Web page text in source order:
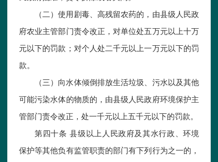
（二）使用剧毒、高残留农药的，由县级人民政
府农业主管部门责令改正，对单位处五万元以上十万
元以下的罚款；对个人处二千元以上一万元以下的罚
款。
（三）向水体倾倒排放生活垃圾、污水以及其他
可能污染水体的物质的，由县级人民政府环境保护主
管部门责令改正，处一千元以上五千元以下的罚款。
第四十条 县级以上人民政府及其水行政、环境
保护等其他负有监管职责的部门有下列行为之一的，